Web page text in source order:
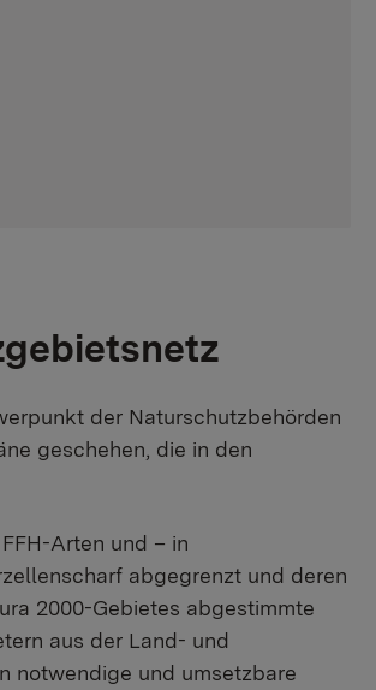
der Naturschutzbehörden
geschehen, die in den
Arten und – in
abgegrenzt und deren
2000-Gebietes abgestimmte
aus der Land- und
notwendige und umsetzbare